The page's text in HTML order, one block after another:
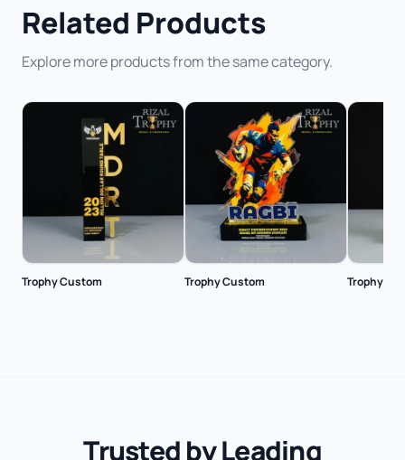
Related Products
Explore more products from the same category.
Trophy Custom Trophy Custom Trophy
Trusted by Leading